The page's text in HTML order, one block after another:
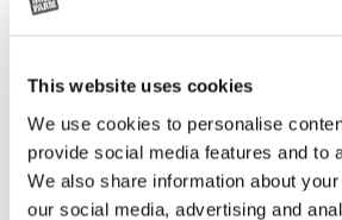
This website uses cookies
We use cookies to personalise
provide social media features and to
We also share information about
our social media, advertising and
T-shirt Avant barn grön 92 cm
G0007
T-shirt
cm